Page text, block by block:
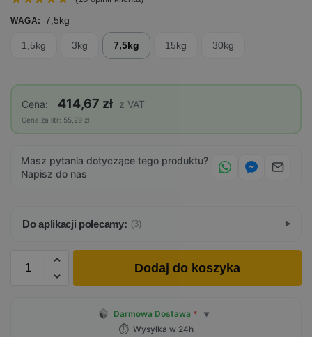
WAGA: 7,5kg
1,5kg 3kg 7,5kg 15kg 30kg
Cena: 414,67 zł z VAT
Cena za litr: 55,29 zł
Masz pytania dotyczące tego produktu?
Napisz do nas
Do aplikacji polecamy: (3)
Dodaj do koszyka
Darmowa Dostawa * ▼
⏱ Wysyłka w 24h